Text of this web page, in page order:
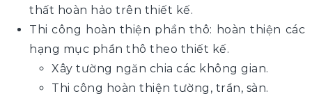
thất hoàn hảo trên thiết kế.
Thi công hoàn thiện phần thô: hoàn thiện các
hạng mục phần thô theo thiết kế.
Xây tường ngăn chia các không gian.
Thi công hoàn thiện tường, trần, sàn.